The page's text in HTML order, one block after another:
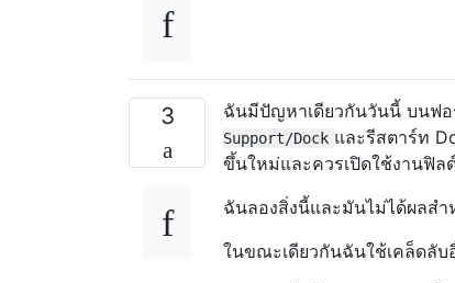
3 ฉันมีปัญหาเดียวกันวันนี้ บนฟอ
Support/Dock และรีสตาร์ท
ขึ้นใหม่และควรเปิดใช้งานฟิล
ฉันลองสิ่งนี้และมันไม่ได้ผลส
ในขณะเดียวกันฉันใช้เคล็ดลั